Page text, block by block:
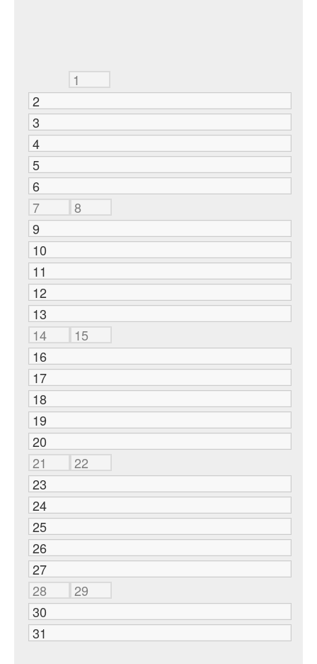
1
2
3
4
5
6
7
8
9
10
11
12
13
14
15
16
17
18
19
20
21
22
23
24
25
26
27
28
29
30
31